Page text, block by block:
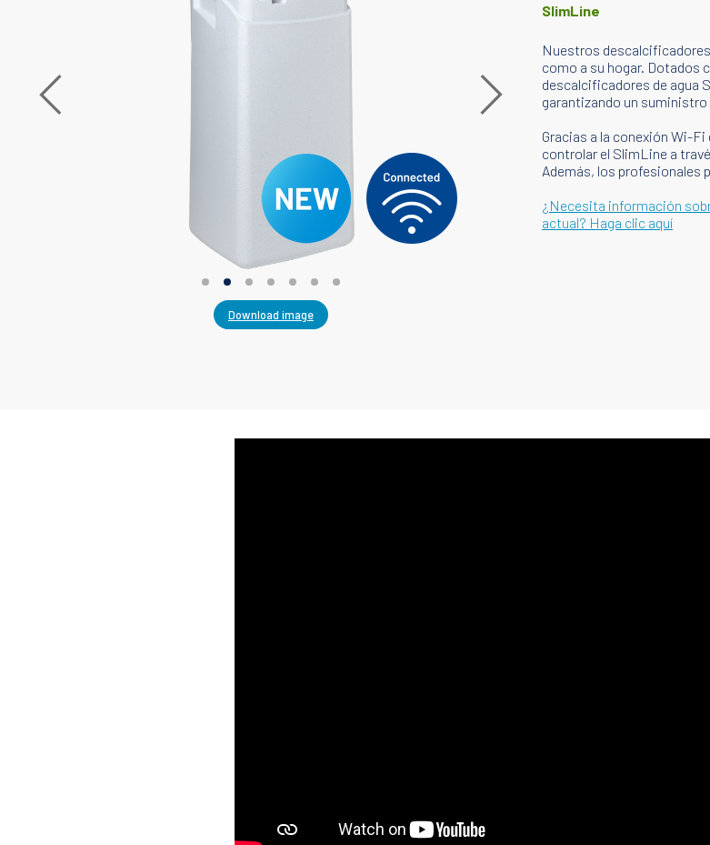
Download image
SlimLine
Nuestros
como a su hogar. Dotados
descalcificadores de agua
garantizando un
Gracias a la conexión Wi-
controlar el SlimLine a
Además, los profesionales
¿Necesita información
actual? Haga clic aquí